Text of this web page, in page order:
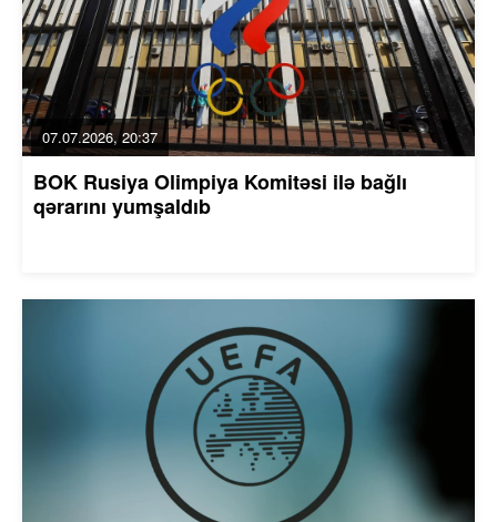
07.07.2026, 20:37
BOK Rusiya Olimpiya Komitəsi ilə bağlı
qərarını yumşaldıb